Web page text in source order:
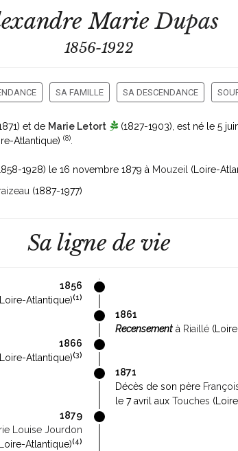
MarieDupas
1856-1922
SA FAMILLE SA DESCENDANCE
et de Marie Letort (1827-1903) , est né le 5
Atlantique) (8)
1928) le 16 novembre 1879 à Mouzeil (Loire-
(1887-1977)
Sa ligne de vie
1856
Atlantique)(1)
1861
Recensement à Riaillé
1866
Atlantique)(3)
1871
Décès de son père
le 7 avril aux Touches
1879
Louise Jourdon
Atlantique)(4)